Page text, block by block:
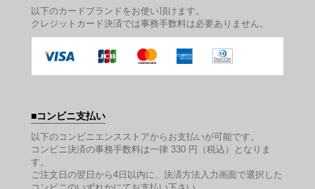
以下のカードブランドをお使い頂けます。
クレジットカード決済では事務手数料は必要ありません。
コンビニ支払い
以下のコンビニエンスストアからお支払いが可能です。
コンビニ決済の事務手数料は一律 330 円（税込）となりま
す。
ご注文日の翌日から4日以内に、決済方法入力画面で選択した